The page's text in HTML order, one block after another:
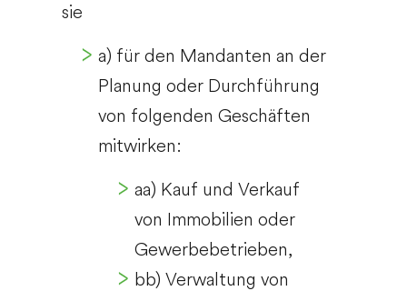
sie
a) für den Mandanten an der
Planung oder Durchführung
von folgenden Geschäften
mitwirken:
aa) Kauf und Verkauf
von Immobilien oder
Gewerbebetrieben,
bb) Verwaltung von